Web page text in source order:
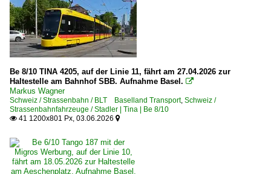
Be 8/10 TINA 4205, auf der Linie 11, fährt am 27.04.2026 zur
Haltestelle am Bahnhof SBB. Aufnahme Basel. 
Markus Wagner
Schweiz / Strassenbahn / BLT Baselland Transport, Schweiz /
Strassenbahnfahrzeuge / Stadler | Tina | Be 8/10
 41 1200x801 Px, 03.06.2026 